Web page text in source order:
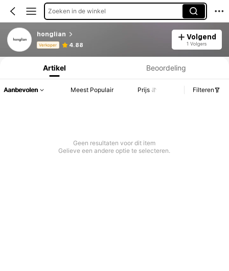
Zoeken in de winkel
honglian
Verkoper 4.88
Volgend
1 Volgers
Productinformatie: Prijsopenbaring, Verkoop- en Voorraadgegevens.
Artikel Beoordeling
Aanbevolen Meest Populair Prijs Filteren
Geen resultaten voor dit item
Gelieve een andere optie te selecteren.